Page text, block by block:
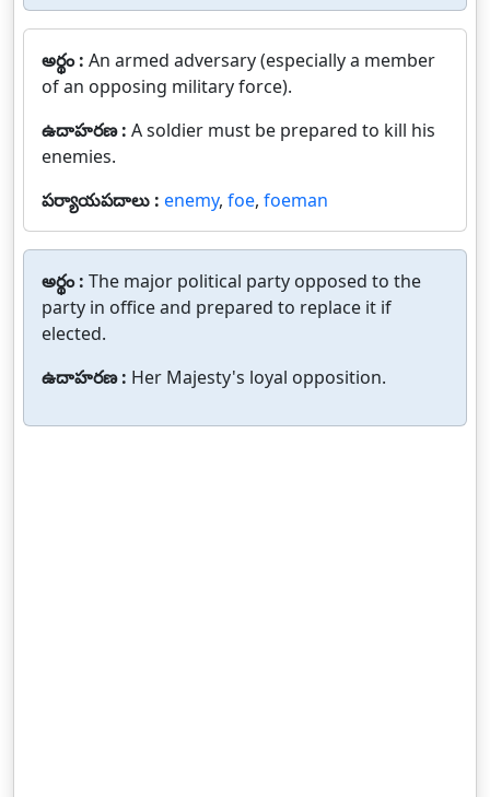
అర్థం : An armed adversary (especially a member
of an opposing military force).
ఉదాహరణ : A soldier must be prepared to kill his
enemies.
పర్యాయపదాలు : enemy, foe, foeman
అర్థం : The major political party opposed to the
party in office and prepared to replace it if
elected.
ఉదాహరణ : Her Majesty's loyal opposition.